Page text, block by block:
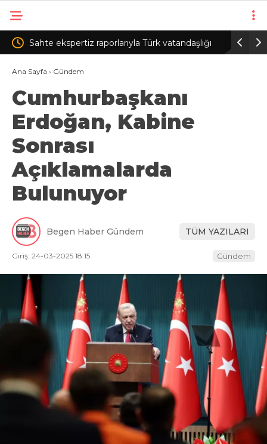
raporlarıyla Türk vatandaşlığı
örgütüne operasyon: 32
Devlet Bahçeli, nikah şahidi
Ana Sayfa › Gündem
Cumhurbaşkanı
Erdoğan, Kabine
Sonrası
Açıklamalarda
Bulunuyor
Begen Haber Gündem TÜM YAZILARI
Giriş: 24-03-2025 18:15 Gündem